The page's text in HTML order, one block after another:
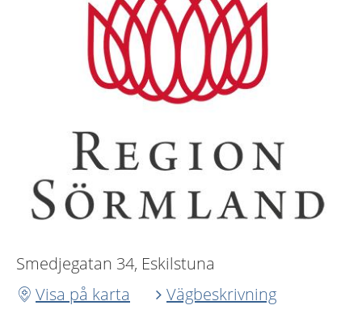
Smedjegatan 34, Eskilstuna
Visa på karta
Vägbeskrivning